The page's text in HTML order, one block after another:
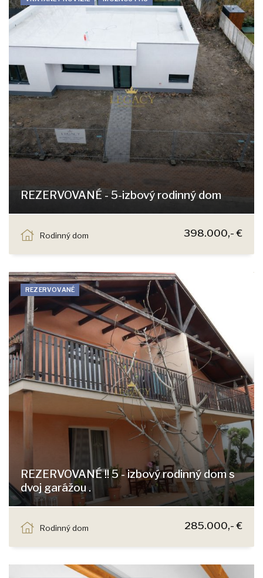
REZERVOVANÉ - 5-izbový rodinný dom
Rodinný dom
398.000,- €
REZERVOVANÉ
REZERVOVANÉ !! 5 - izbový rodinný dom s
dvoj garážou .
Rodinný dom
285.000,- €